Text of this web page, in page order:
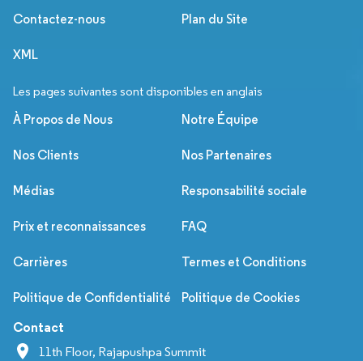
Contactez-nous Plan du Site
XML
Les pages suivantes sont disponibles en anglais
À Propos de Nous Notre Équipe
Nos Clients Nos Partenaires
Médias Responsabilité sociale
Prix et reconnaissances FAQ
Carrières Termes et Conditions
Politique de Confidentialité Politique de Cookies
Contact
11th Floor, Rajapushpa Summit